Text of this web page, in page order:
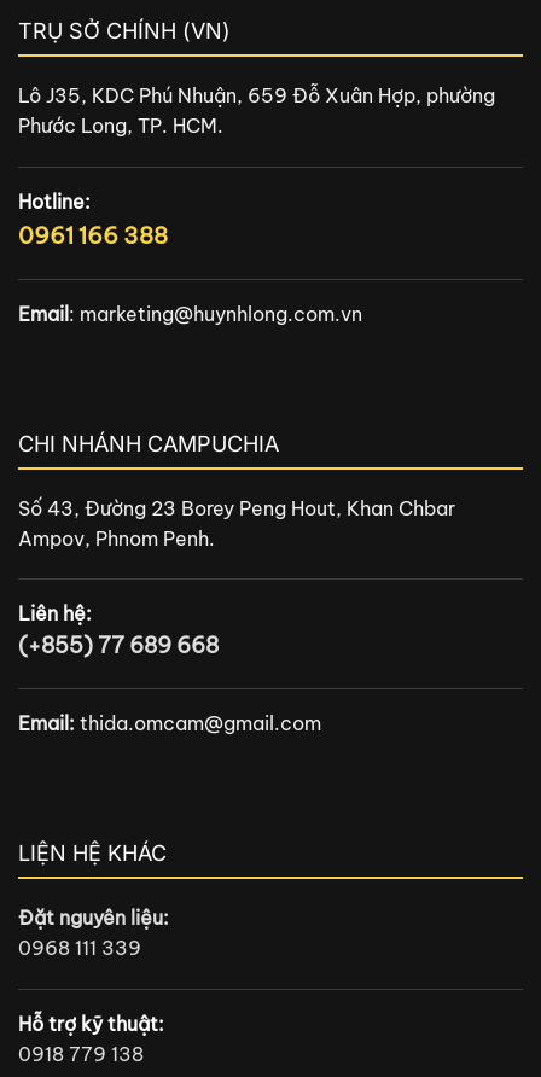
TRỤ SỞ CHÍNH (VN)
Lô J35, KDC Phú Nhuận, 659 Đỗ Xuân Hợp, phường
Phước Long, TP. HCM.
Hotline:
0961 166 388
Email: marketing@huynhlong.com.vn
CHI NHÁNH CAMPUCHIA
Số 43, Đường 23 Borey Peng Hout, Khan Chbar
Ampov, Phnom Penh.
Liên hệ:
(+855) 77 689 668
Email: thida.omcam@gmail.com
LIỆN HỆ KHÁC
Đặt nguyên liệu:
0968 111 339
Hỗ trợ kỹ thuật:
0918 779 138